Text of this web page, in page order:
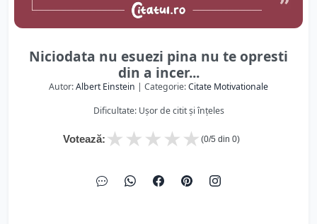
Niciodata nu esuezi pina nu te opresti
din a incer...
Autor:Albert Einstein | Categorie:Citate Motivationale
Dificultate: Ușor de citit și înțeles
Votează: ★
★
★
★
★ (0/5 din 0)